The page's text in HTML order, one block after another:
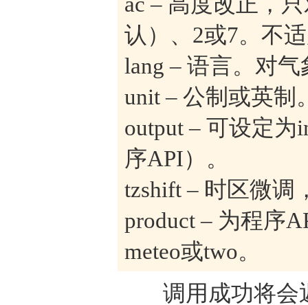
认）、2或7。不
lang – 语言。对
unit – 公制或英制
output – 可设定
序API）。
tzshift – 时区微调
product – 为程序
meteo或two。
调用成功将会返